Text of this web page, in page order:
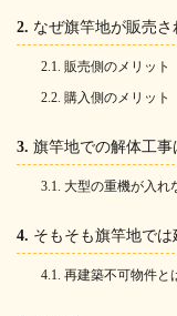
なぜ旗竿地が販売さ
販売側のメリット
購入側のメリット
旗竿地での解体工
大型の重機が入れ
そもそも旗竿地で
再建築不可物件と